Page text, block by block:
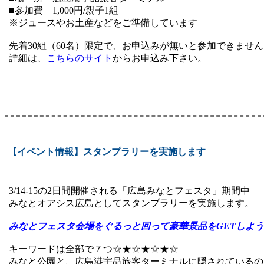
■参加費 1,000円/親子1組
※ジュースやお土産などをご準備しています
先着30組（60名）限定で、お申込みが無いと参加できません
詳細は、
こちらのサイト からお申込み下さい。
【イベント情報】スタンプラリーを実施します
3/14-15の2日間開催される「広島みなとフェスタ」期間中
みなとオアシス広島としてスタンプラリーを実施します。
みなとフェスタ会場をぐるっと回って豪華景品をGETしよう
キーワードは全部で７つ☆★☆★☆★☆
みなと公園と、広島港宇品旅客ターミナルに隠されている